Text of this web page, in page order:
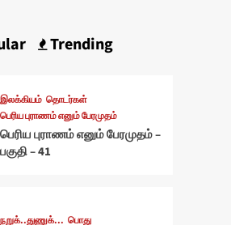
Trending
இலக்கியம் தொடர்கள்
பெரிய புராணம் எனும் பேரமுதம்
பெரிய புராணம் எனும் பேரமுதம் –
பகுதி – 41
நறுக்..துணுக்... பொது